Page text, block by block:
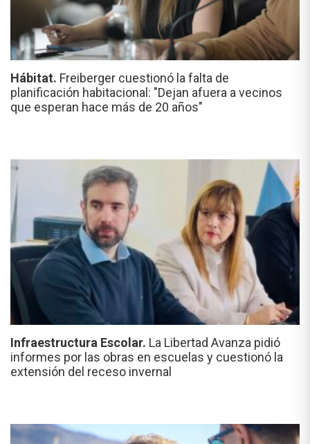
Hábitat. Freiberger cuestionó la falta de
planificación habitacional: "Dejan afuera a vecinos
que esperan hace más de 20 años"
Infraestructura Escolar. La Libertad Avanza pidió
informes por las obras en escuelas y cuestionó la
extensión del receso invernal